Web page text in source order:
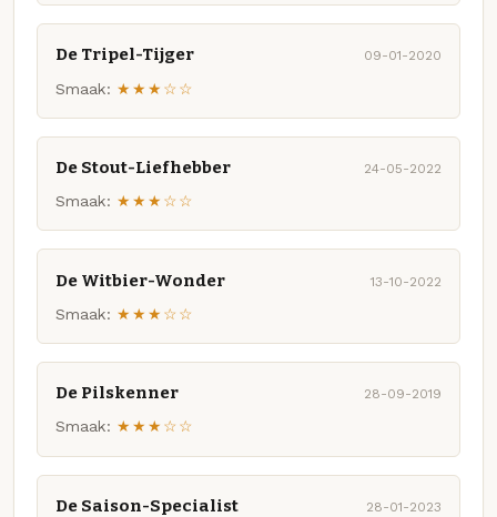
De Tripel-Tijger 09-01-2020
Smaak: ★★★☆☆
De Stout-Liefhebber 24-05-2022
Smaak: ★★★☆☆
De Witbier-Wonder 13-10-2022
Smaak: ★★★☆☆
De Pilskenner 28-09-2019
Smaak: ★★★☆☆
De Saison-Specialist 28-01-2023